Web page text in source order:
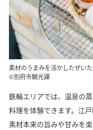
素材のうまみを活かしたぜい
©別府市観光課
鉄輪エリアでは、温泉の
料理を体験できます。江
素材本来の旨みや甘みを